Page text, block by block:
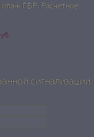
ГБР. Расчетное
сигнализации